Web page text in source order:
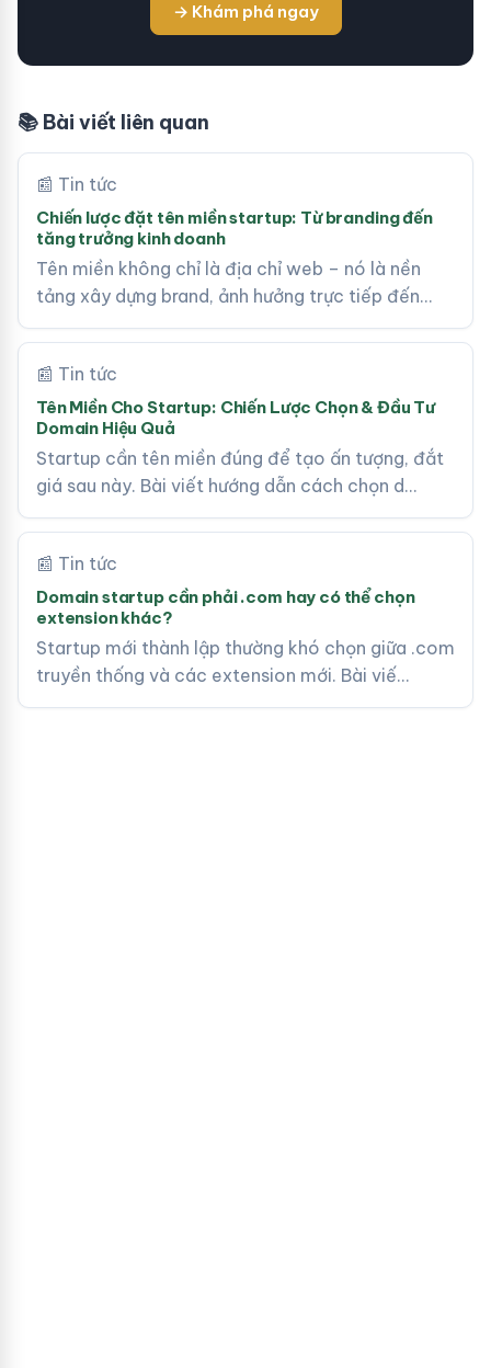
→ Khám phá ngay
📚 Bài viết liên quan
📰 Tin tức
Chiến lược đặt tên miền startup: Từ branding đến
tăng trưởng kinh doanh
Tên miền không chỉ là địa chỉ web – nó là nền
tảng xây dựng brand, ảnh hưởng trực tiếp đến…
📰 Tin tức
Tên Miền Cho Startup: Chiến Lược Chọn & Đầu Tư
Domain Hiệu Quả
Startup cần tên miền đúng để tạo ấn tượng, đắt
giá sau này. Bài viết hướng dẫn cách chọn d…
📰 Tin tức
Domain startup cần phải .com hay có thể chọn
extension khác?
Startup mới thành lập thường khó chọn giữa .com
truyền thống và các extension mới. Bài viế…